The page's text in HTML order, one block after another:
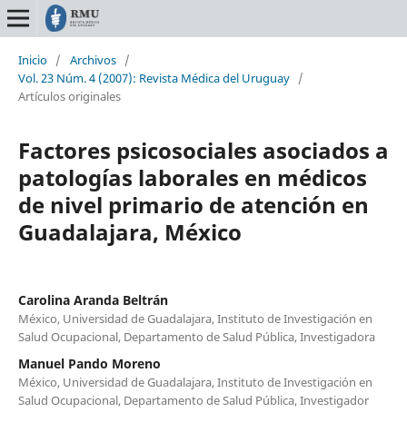
Inicio / Archivos /
Vol. 23 Núm. 4 (2007): Revista Médica del Uruguay /
Artículos originales
Factores psicosociales asociados a
patologías laborales en médicos
de nivel primario de atención en
Guadalajara, México
Carolina Aranda Beltrán
México, Universidad de Guadalajara, Instituto de Investigación en
Salud Ocupacional, Departamento de Salud Pública, Investigadora
Manuel Pando Moreno
México, Universidad de Guadalajara, Instituto de Investigación en
Salud Ocupacional, Departamento de Salud Pública, Investigador